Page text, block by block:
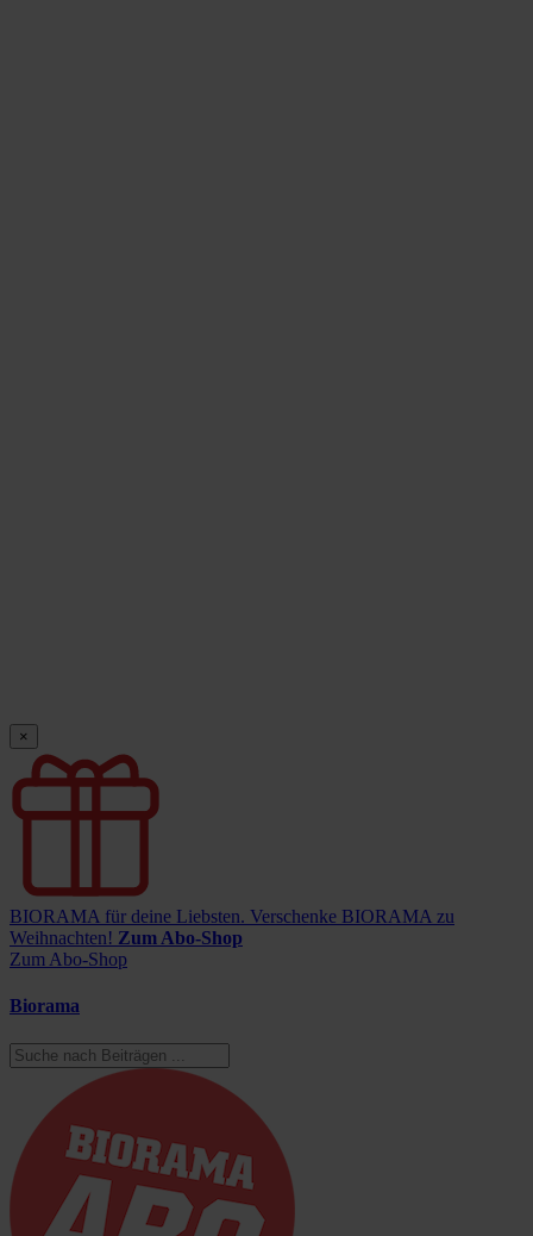
×
BIORAMA für deine Liebsten. Verschenke BIORAMA zu
Weihnachten! Zum Abo-Shop
Zum Abo-Shop
Biorama